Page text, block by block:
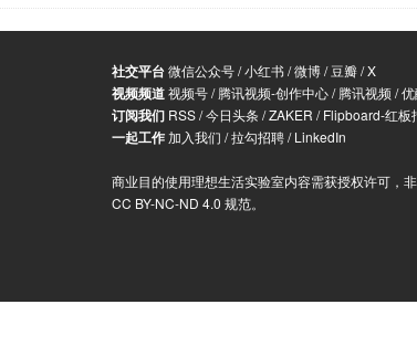
社交平台微信公众号/小红书/微博/豆瓣/X
视频频道视频号/腾讯视频-创作中心/腾讯视频/
订阅我们 RSS/今日头条 /ZAKER /Flipboard-红板
一起工作加入我们 /拉勾招聘/LinkedIn
商业目的使用理想生活实验室内容需获授权许可，
CC BY-NC-ND 4.0 规范。